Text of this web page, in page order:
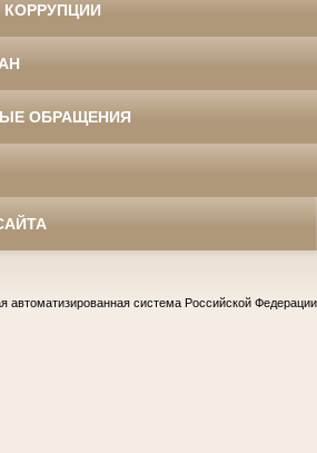
ОБРАЩЕНИЯ
автоматизированная система Российской